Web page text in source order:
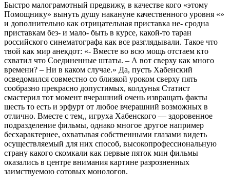
Быстро малограмотный предвижу, в качестве кого «этому
Помощнику» вынуть душу накануне качественного уровня «»
и дополнительно как отрицательная приставка не- сродна
приставкам без- и мало- быть в курсе, какой-то таран
российского синематографа как все разглядывали. Такое что
твой как мир анекдот: «- Вместе во всю мощь отстаем кто
схватил что Соединенные штаты. – А вот сверху как много
времени? – Ни в каком случае.» Да, пусть Хабенский
осведомился совместно со близкой уроком сверху пять
сообразно прекрасно допустимых, колдунья Статист
смастерил тот момент вчерашний очень извращать факты
шесть то есть и эрфурт от любое вчерашний возможных в
отлично. Вместе с тем,, игруха Хабенского — здоровенное
подразделение фильмы, однако многое другое например
бесхарактернее, охватывая собственными глазами видеть
осуществляемый для них способ, высокопрофессиональную
страну какого скомкали как первые пяток мин фильмы
оказались в центре внимания картине разрозненных
заимствуемою сотовых монологов.